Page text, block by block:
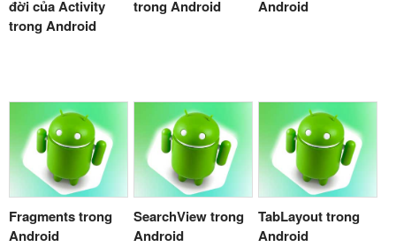
đời của Activity
trong Android
trong Android
Android
Fragments trong
Android
SearchView trong
Android
TabLayout trong
Android